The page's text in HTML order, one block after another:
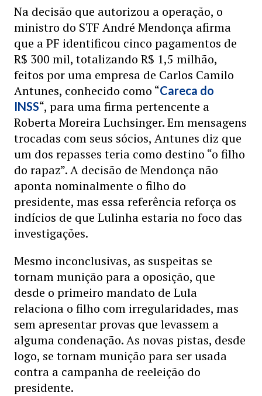
Na decisão que autorizou a operação, o
ministro do STF André Mendonça afirma
que a PF identificou cinco pagamentos de
R$ 300 mil, totalizando R$ 1,5 milhão,
feitos por uma empresa de Carlos Camilo
Antunes, conhecido como “Careca do
INSS“, para uma firma pertencente a
Roberta Moreira Luchsinger. Em mensagens
trocadas com seus sócios, Antunes diz que
um dos repasses teria como destino “o filho
do rapaz”. A decisão de Mendonça não
aponta nominalmente o filho do
presidente, mas essa referência reforça os
indícios de que Lulinha estaria no foco das
investigações.
Mesmo inconclusivas, as suspeitas se
tornam munição para a oposição, que
desde o primeiro mandato de Lula
relaciona o filho com irregularidades, mas
sem apresentar provas que levassem a
alguma condenação. As novas pistas, desde
logo, se tornam munição para ser usada
contra a campanha de reeleição do
presidente.